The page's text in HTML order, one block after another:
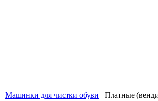
Машинки для чистки обуви Платные